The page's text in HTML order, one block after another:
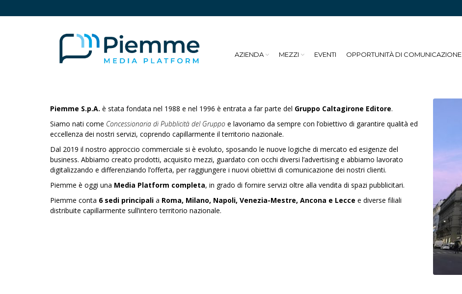
AZIENDA MEZZI EVENTI OPPORTUNITÀ DI COMUNICAZIONE
Piemme S.p.A. è stata fondata nel 1988 e nel 1996 è entrata a far parte del Gruppo Caltagirone Editore.
Siamo nati come Concessionaria di Pubblicità del Gruppo e lavoriamo da sempre con l’obiettivo di garantire qualità ed
eccellenza dei nostri servizi, coprendo capillarmente il territorio nazionale.
Dal 2019 il nostro approccio commerciale si è evoluto, sposando le nuove logiche di mercato ed esigenze del
business. Abbiamo creato prodotti, acquisito mezzi, guardato con occhi diversi l’advertising e abbiamo lavorato
digitalizzando e differenziando l’offerta, per raggiungere i nuovi obiettivi di comunicazione dei nostri clienti.
Piemme è oggi una Media Platform completa, in grado di fornire servizi oltre alla vendita di spazi pubblicitari.
Piemme conta 6 sedi principali a Roma, Milano, Napoli, Venezia-Mestre, Ancona e Lecce e diverse filiali
distribuite capillarmente sull’intero territorio nazionale.